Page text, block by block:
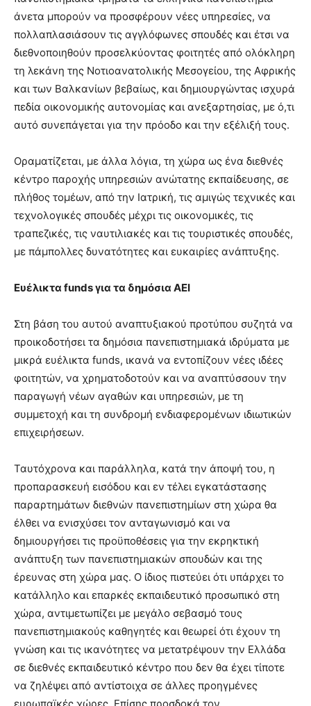
άνετα μπορούν να προσφέρουν νέες υπηρεσίες, να
πολλαπλασιάσουν τις αγγλόφωνες σπουδές και έτσι να
διεθνοποιηθούν προσελκύοντας φοιτητές από ολόκληρη
τη λεκάνη της Νοτιοανατολικής Μεσογείου, της Αφρικής
και των Βαλκανίων βεβαίως, και δημιουργώντας ισχυρά
πεδία οικονομικής αυτονομίας και ανεξαρτησίας, με ό,τι
αυτό συνεπάγεται για την πρόοδο και την εξέλιξή τους.
Οραματίζεται, με άλλα λόγια, τη χώρα ως ένα διεθνές
κέντρο παροχής υπηρεσιών ανώτατης εκπαίδευσης, σε
πλήθος τομέων, από την Ιατρική, τις αμιγώς τεχνικές και
τεχνολογικές σπουδές μέχρι τις οικονομικές, τις
τραπεζικές, τις ναυτιλιακές και τις τουριστικές σπουδές,
με πάμπολλες δυνατότητες και ευκαιρίες ανάπτυξης.
Ευέλικτα funds για τα δημόσια ΑΕΙ
Στη βάση του αυτού αναπτυξιακού προτύπου συζητά να
προικοδοτήσει τα δημόσια πανεπιστημιακά ιδρύματα με
μικρά ευέλικτα funds, ικανά να εντοπίζουν νέες ιδέες
φοιτητών, να χρηματοδοτούν και να αναπτύσσουν την
παραγωγή νέων αγαθών και υπηρεσιών, με τη
συμμετοχή και τη συνδρομή ενδιαφερομένων ιδιωτικών
επιχειρήσεων.
Ταυτόχρονα και παράλληλα, κατά την άποψή του, η
προπαρασκευή εισόδου και εν τέλει εγκατάστασης
παραρτημάτων διεθνών πανεπιστημίων στη χώρα θα
έλθει να ενισχύσει τον ανταγωνισμό και να
δημιουργήσει τις προϋποθέσεις για την εκρηκτική
ανάπτυξη των πανεπιστημιακών σπουδών και της
έρευνας στη χώρα μας. Ο ίδιος πιστεύει ότι υπάρχει το
κατάλληλο και επαρκές εκπαιδευτικό προσωπικό στη
χώρα, αντιμετωπίζει με μεγάλο σεβασμό τους
πανεπιστημιακούς καθηγητές και θεωρεί ότι έχουν τη
γνώση και τις ικανότητες να μετατρέψουν την Ελλάδα
σε διεθνές εκπαιδευτικό κέντρο που δεν θα έχει τίποτε
να ζηλέψει από αντίστοιχα σε άλλες προηγμένες